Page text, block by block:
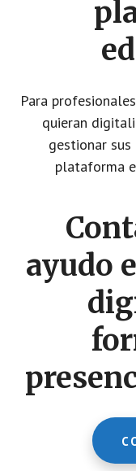
Para
quieran
gestionar
plataforma
ayudo